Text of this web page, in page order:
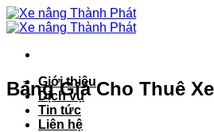
Bỏ
qua
dung
Giới thiệu
Dịch vụ
Tin tức
Liên hệ
Bảng Giá Cho Thuê